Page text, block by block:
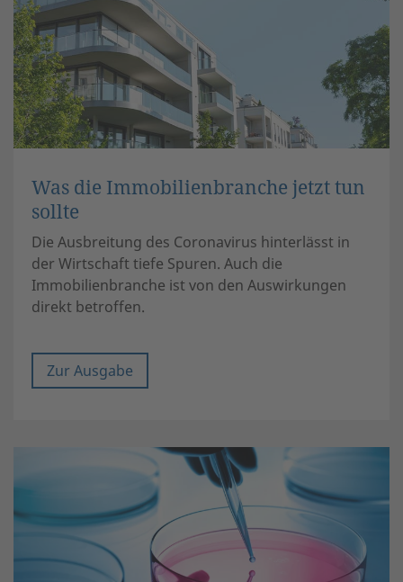
Was die Immobilienbranche jetzt tun
sollte
Die Ausbreitung des Coronavirus hinterlässt in
der Wirtschaft tiefe Spuren. Auch die
Immobilienbranche ist von den Auswirkungen
direkt betroffen.
Zur Ausgabe